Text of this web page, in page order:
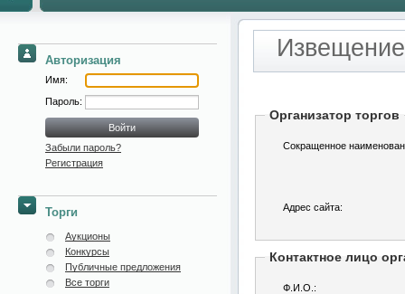
Авторизация
Имя:
Пароль:
Забыли пароль?
Регистрация
Торги
Аукционы
Конкурсы
Публичные предложения
Все торги
Организатор торгов
Сокращенное
Адрес сайта:
Контактное лицо
Ф.И.О.: